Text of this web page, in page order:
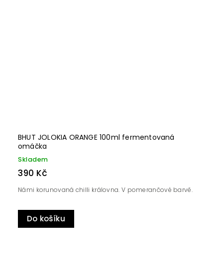
BHUT JOLOKIA ORANGE 100ml fermentovaná
omáčka
Skladem
390 Kč
Do košíku
Námi korunovaná chilli královna. V pomerančové barvě.